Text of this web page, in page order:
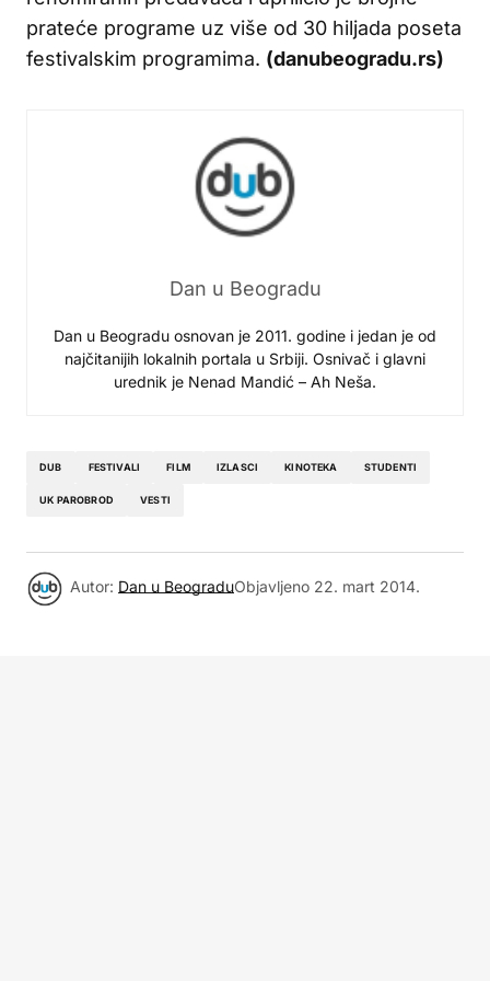
prateće programe uz više od 30 hiljada poseta
festivalskim programima. (danubeogradu.rs)
Dan u Beogradu
Dan u Beogradu osnovan je 2011. godine i jedan je od
najčitanijih lokalnih portala u Srbiji. Osnivač i glavni
urednik je Nenad Mandić – Ah Neša.
DUB FESTIVALI FILM IZLASCI KINOTEKA STUDENTI
UK PAROBROD VESTI
Autor: Dan u BeograduObjavljeno 22. mart 2014.